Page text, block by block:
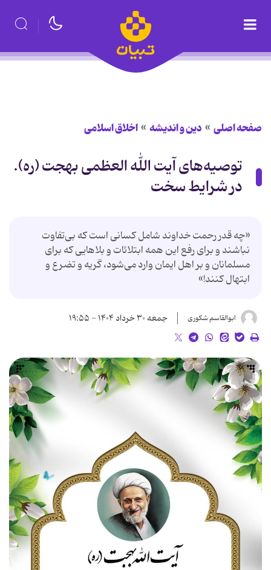
صفحه اصلی دین و اندیشه اخلاق اسلامی
توصیه‌های آیت الله العظمی بهجت (ره).
در شرایط سخت
«چه قدر رحمت خداوند شامل کسانی است که بی‌تفاوت
نباشند و برای رفع این همه ابتلائات و بلاهایی که برای
مسلمانان و بر اهل ایمان وارد می‌شود، گریه و تضرع و
ابتهال کنند!»
ابوالقاسم شکوری جمعه ۳۰ خرداد ۱۴۰۴ - ۱۹:۵۵